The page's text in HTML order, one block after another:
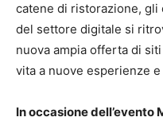
catene di ristorazione, gli
del settore digitale si
nuova ampia offerta di
vita a nuove esperienze
In occasione dell’evento